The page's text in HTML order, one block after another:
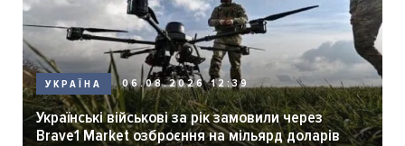
УКРАЇНА 06.08.2026 12:39
Українські військові за рік замовили через
Brave1 Market озброєння на мільярд доларів